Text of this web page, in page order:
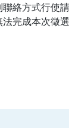
絡方式行使
完成本次徵